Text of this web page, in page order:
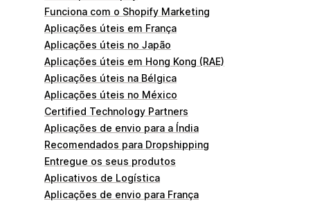
Funciona com o Shopify Marketing
Aplicações úteis em França
Aplicações úteis no Japão
Aplicações úteis em Hong Kong (RAE)
Aplicações úteis na Bélgica
Aplicações úteis no México
Certified Technology Partners
Aplicações de envio para a Índia
Recomendados para Dropshipping
Entregue os seus produtos
Aplicativos de Logística
Aplicações de envio para França